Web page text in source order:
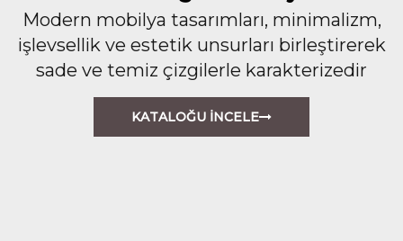
Modern mobilya tasarımları, minimalizm,
işlevsellik ve estetik unsurları birleştirerek
sade ve temiz çizgilerle karakterizedir
KATALOĞU İNCELE